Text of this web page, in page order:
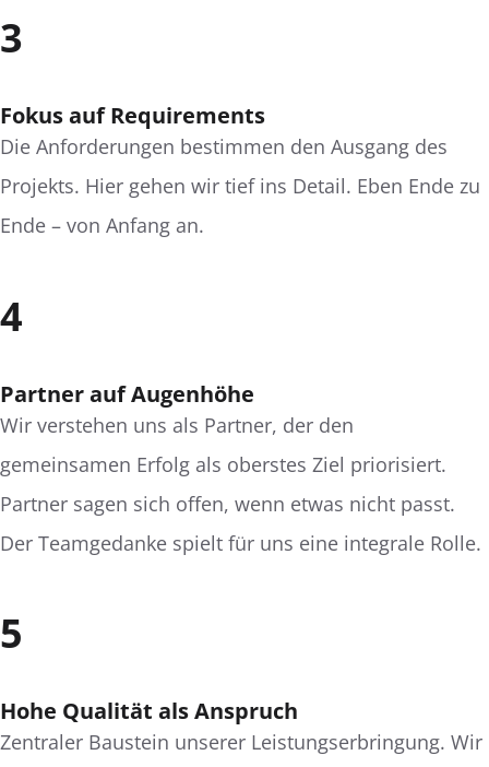
3
Fokus auf Requirements
Die Anforderungen bestimmen den Ausgang des
Projekts. Hier gehen wir tief ins Detail. Eben Ende zu
Ende – von Anfang an.
4
Partner auf Augenhöhe
Wir verstehen uns als Partner, der den
gemeinsamen Erfolg als oberstes Ziel priorisiert.
Partner sagen sich offen, wenn etwas nicht passt.
Der Teamgedanke spielt für uns eine integrale Rolle.
5
Hohe Qualität als Anspruch
Zentraler Baustein unserer Leistungserbringung. Wir